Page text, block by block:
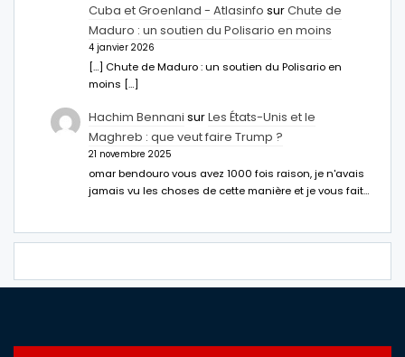
Cuba et Groenland - Atlasinfo surChute de
Maduro : un soutien du Polisario en moins
4 janvier 2026
[…] Chute de Maduro : un soutien du Polisario en
moins […]
Hachim Bennani surLes États-Unis et le
Maghreb : que veut faire Trump ?
21 novembre 2025
omar bendouro vous avez 1000 fois raison, je n'avais
jamais vu les choses de cette manière et je vous fait…